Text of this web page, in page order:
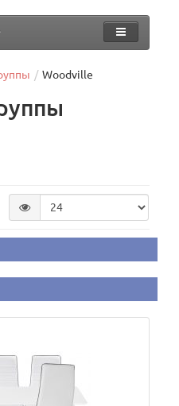
Woodville